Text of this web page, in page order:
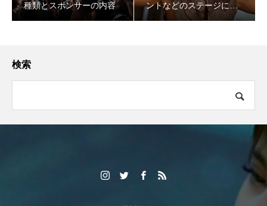
種類とスポンサーの内容
ントなどのステージに毎
日出演し日本のエンター
ュ）がFind-FCにアーテ
検索